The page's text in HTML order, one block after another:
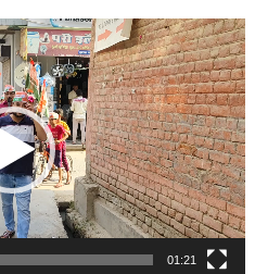
01:21